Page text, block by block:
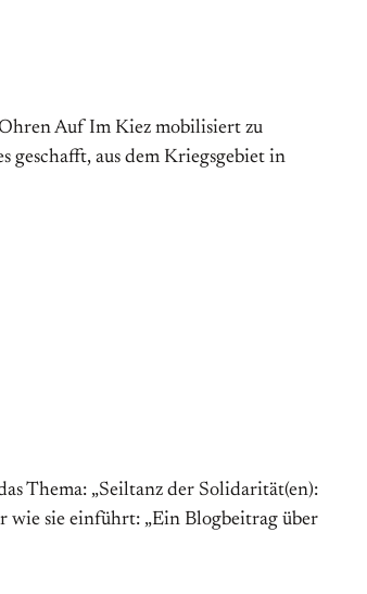
Auf Im Kiez mobilisiert zu
aus dem Kriegsgebiet in
Thema: „Seiltanz der Solidarität(en):
wie sie einführt: „Ein Blogbeitrag über